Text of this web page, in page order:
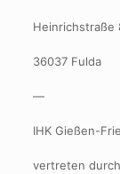
Heinrichstraße
36037 Fulda
—
IHK Gießen-
vertreten